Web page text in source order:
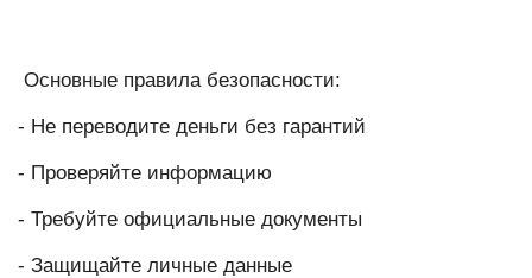
Основные правила безопасности:
- Не переводите деньги без гарантий
- Проверяйте информацию
- Требуйте официальные документы
- Защищайте личные данные